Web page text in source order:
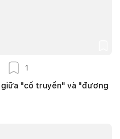
1
giữa "cổ truyền" và "đương